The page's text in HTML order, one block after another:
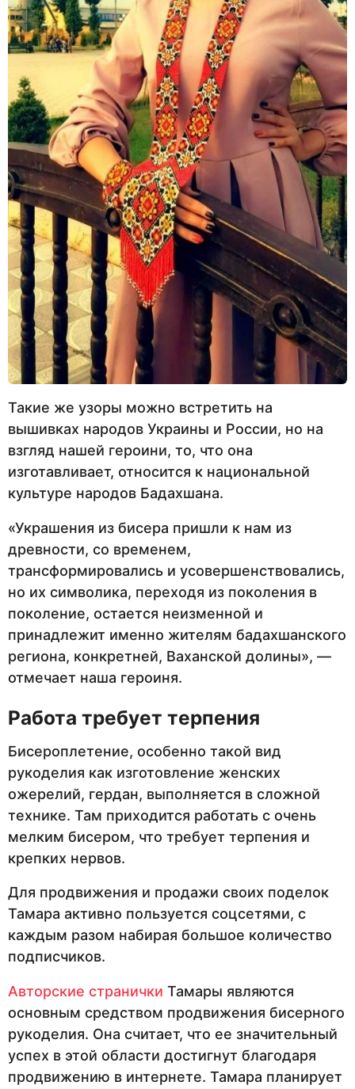
Такие же узоры можно встретить на
вышивках народов Украины и России, но на
взгляд нашей героини, то, что она
изготавливает, относится к национальной
культуре народов Бадахшана.
«Украшения из бисера пришли к нам из
древности, со временем,
трансформировались и усовершенствовались,
но их символика, переходя из поколения в
поколение, остается неизменной и
принадлежит именно жителям бадахшанского
региона, конкретней, Ваханской долины», —
отмечает наша героиня.
Работа требует терпения
Бисероплетение, особенно такой вид
рукоделия как изготовление женских
ожерелий, гердан, выполняется в сложной
технике. Там приходится работать с очень
мелким бисером, что требует терпения и
крепких нервов.
Для продвижения и продажи своих поделок
Тамара активно пользуется соцсетями, с
каждым разом набирая большое количество
подписчиков.
Авторские странички Тамары являются
основным средством продвижения бисерного
рукоделия. Она считает, что ее значительный
успех в этой области достигнут благодаря
продвижению в интернете. Тамара планирует